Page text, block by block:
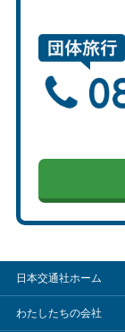
日本交通社ホーム
わたしたちの会社